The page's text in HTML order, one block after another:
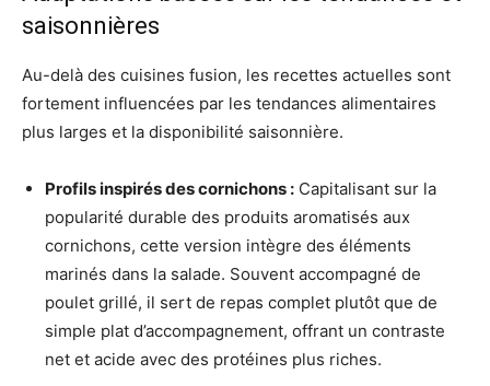
saisonnières
Au-delà des cuisines fusion, les recettes actuelles sont
fortement influencées par les tendances alimentaires
plus larges et la disponibilité saisonnière.
Profils inspirés des cornichons : Capitalisant sur la
popularité durable des produits aromatisés aux
cornichons, cette version intègre des éléments
marinés dans la salade. Souvent accompagné de
poulet grillé, il sert de repas complet plutôt que de
simple plat d’accompagnement, offrant un contraste
net et acide avec des protéines plus riches.